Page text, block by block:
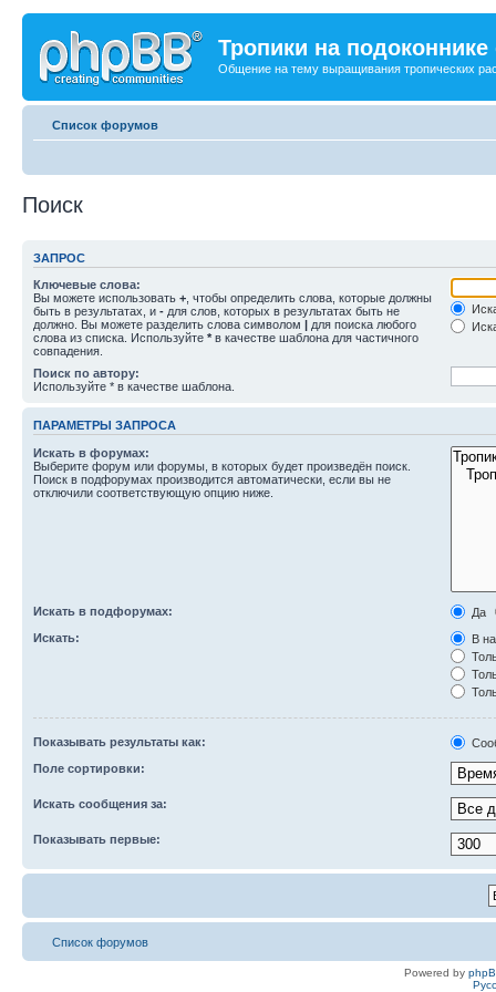
Тропики на
Общение на тему выращивания тропических
Список форумов
Поиск
ЗАПРОС
Ключевые слова:
Вы можете использовать + , чтобы определить слова, которые должны
быть в результатах, и - для слов, которых в результатах быть не
должно. Вы можете разделить слова символом | для поиска любого
слова из списка. Используйте * в качестве шаблона для частичного
совпадения.
Поиск по автору:
Используйте * в качестве шаблона.
ПАРАМЕТРЫ ЗАПРОСА
Искать в форумах:
Выберите форум или форумы, в которых будет произведён поиск.
Поиск в подфорумах производится автоматически, если вы не
отключили соответствующую опцию ниже.
Искать в подфорумах:
Да
Искать:
В
Показывать результаты как:
Поле сортировки:
Искать сообщения за:
Показывать первые:
Список форумов
Powered by